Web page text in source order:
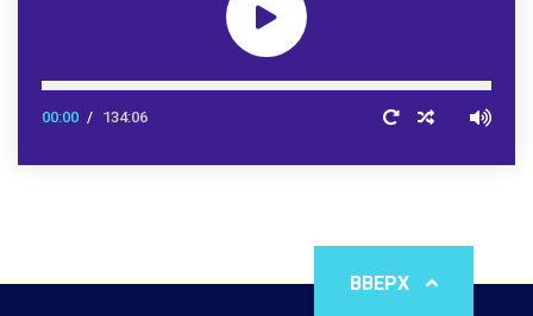
00:00 134:06
ВВЕРХ